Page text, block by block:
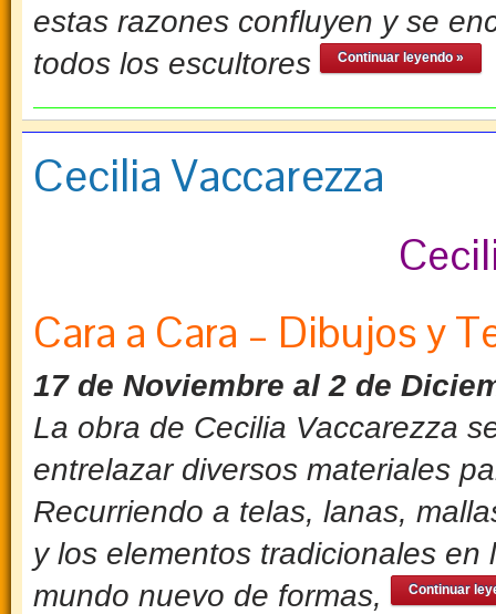
estas razones confluyen y se
todos los escultores
Continuar leyendo »
Cecilia Vaccarezza
Cara a Cara – Dibujos y
17 de Noviembre al 2 de
La obra de Cecilia Vaccarezza
entrelazar diversos materiales
Recurriendo a telas, lanas,
y los elementos tradicionales
mundo nuevo de formas,
Continuar